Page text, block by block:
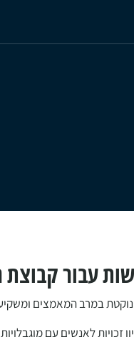
עבור
במרב המאמצים